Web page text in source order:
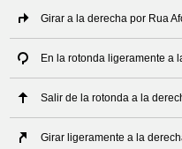
Girar a la derecha por Rua
En la rotonda ligeramente a
Salir de la rotonda a la
Girar ligeramente a la